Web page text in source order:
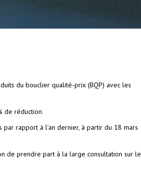
du bouclier qualité-prix (BQP) avec les
de réduction.
rapport à l’an dernier, à partir du 18 mars
de prendre part à la large consultation sur le